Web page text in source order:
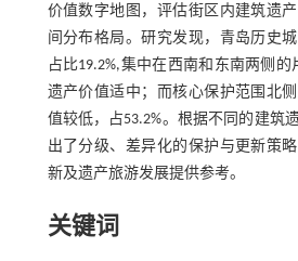
价值数字地图，评估街区内建筑遗
间分布格局。研究发现，青岛历史
占比19.2%,集中在西南和东南两侧的
遗产价值适中；而核心保护范围北
值较低，占53.2%。根据不同的建筑
出了分级、差异化的保护与更新策
新及遗产旅游发展提供参考。
关键词